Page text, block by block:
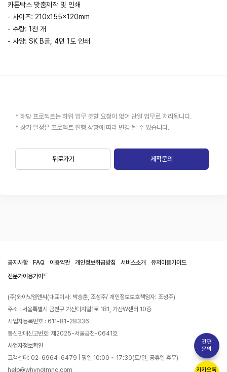
간편
문의
카카오톡
카톤박스 맞춤제작 및 인쇄
- 사이즈: 210x155x120mm
- 수량: 1천 개
- 사양: SK B골, 4면 1도 인쇄
* 해당 프로젝트는 하위 업무 분할 요청이 없어 단일 업무로 처리됩니다.
* 상기 일정은 프로젝트 진행 상황에 따라 변경 될 수 있습니다.
뒤로가기 제작문의
공지사항 FAQ 이용약관 개인정보취급방침 서비스소개
유저이용가이드
전문가이용가이드
(주)와이낫엠앤씨(대표이사: 박승훈, 조성주/ 개인정보보호책임자: 조성주)
주소 : 서울특별시 금천구 가산디지털1로 181, 가산W센터 10층
사업자등록번호 : 611-81-28336
통신판매신고번호: 제2025-서울금천-0641호
사업자정보확인
고객센터: 02-6964-6479 | 평일 10:00 ~ 17:30(토/일, 공휴일 휴무)
help@whynotmnc.com